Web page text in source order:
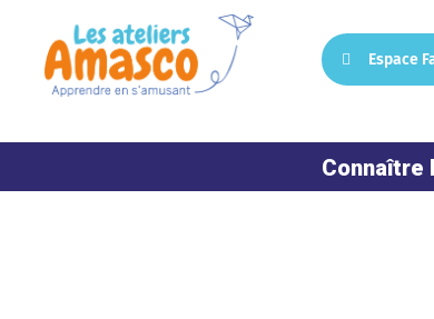
Espace
Connaître